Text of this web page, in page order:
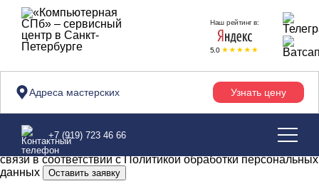
Наш рейтинг в:
5.0
Адреса мастерских Узнать цену
+7 (919) 723 46 66
Главная >Услуги > Ремонт оргтехники
Наш сайт использует куки.
Оставаясь на сайте, вы соглашаетесь на обработку
персональных данных в соответствии с
политикой
конфиденциальности
Я даю согласие на обработку
персональных данных для обработки заявки и обратной
связи в соответствии сПолитикой обработки персональных
данных
Оставить заявку